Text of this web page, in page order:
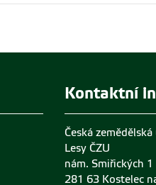
Kontaktní
Česká
Lesy ČZU
nám. Smiřických 1
281 63 Kostelec